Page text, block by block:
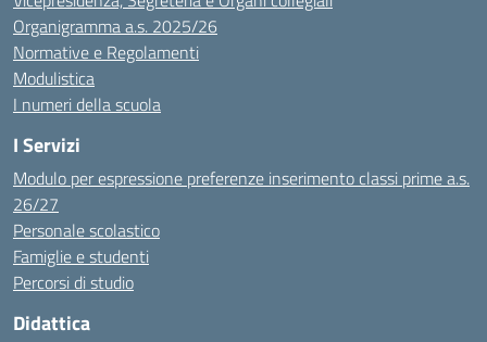
Organigramma a.s. 2025/26
Normative e Regolamenti
Modulistica
I numeri della scuola
I Servizi
Modulo per espressione preferenze inserimento classi prime a.s.
26/27
Personale scolastico
Famiglie e studenti
Percorsi di studio
Didattica